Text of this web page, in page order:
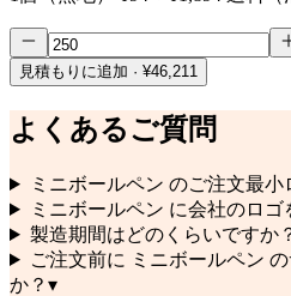
見積もりに追加 · ¥46,211
よくあるご質問
ミニボールペン のご注文最
ミニボールペン に会社のロゴ
製造期間はどのくらいですか
ご注文前に ミニボールペン
か？ ▾